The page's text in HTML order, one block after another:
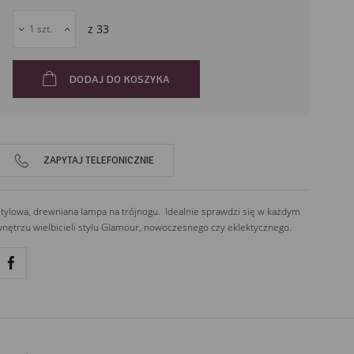
Polska
z 33
DODAJ DO KOSZYKA
ZAPYTAJ TELEFONICZNIE
drewniana lampa na trójnogu. Idealnie sprawdzi się w każdym
wielbicieli stylu Glamour, nowoczesnego czy eklektycznego.